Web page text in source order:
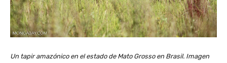
Un tapir amazónico en el estado de Mato Grosso en Brasil. Imagen